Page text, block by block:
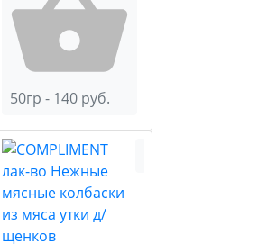
50гр - 140 руб.